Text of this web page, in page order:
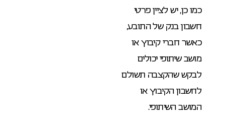
כמו כן, יש לציין פרטי
חשבון בנק של התובע,
כאשר חברי קיבוץ או
מושב שיתופי יכולים
לבקש שהקצבה תשולם
לחשבון הקיבוץ או
המושב השיתופי.